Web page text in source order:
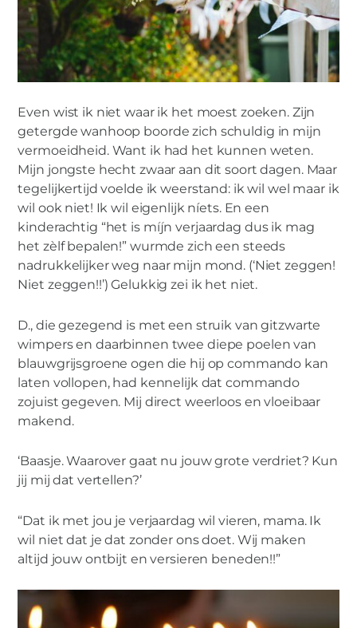
Even wist ik niet waar ik het moest zoeken. Zijn
getergde wanhoop boorde zich schuldig in mijn
vermoeidheid. Want ik had het kunnen weten.
Mijn jongste hecht zwaar aan dit soort dagen. Maar
tegelijkertijd voelde ik weerstand: ik wil wel maar ik
wil ook niet! Ik wil eigenlijk níets. En een
kinderachtig “het is míjn verjaardag dus ik mag
het zèlf bepalen!” wurmde zich een steeds
nadrukkelijker weg naar mijn mond. (‘Niet zeggen!
Niet zeggen!!’) Gelukkig zei ik het niet.
D., die gezegend is met een struik van gitzwarte
wimpers en daarbinnen twee diepe poelen van
blauwgrijsgroene ogen die hij op commando kan
laten vollopen, had kennelijk dat commando
zojuist gegeven. Mij direct weerloos en vloeibaar
makend.
‘Baasje. Waarover gaat nu jouw grote verdriet? Kun
jij mij dat vertellen?’
“Dat ik met jou je verjaardag wil vieren, mama. Ik
wil niet dat je dat zonder ons doet. Wij maken
altijd jouw ontbijt en versieren beneden!!”